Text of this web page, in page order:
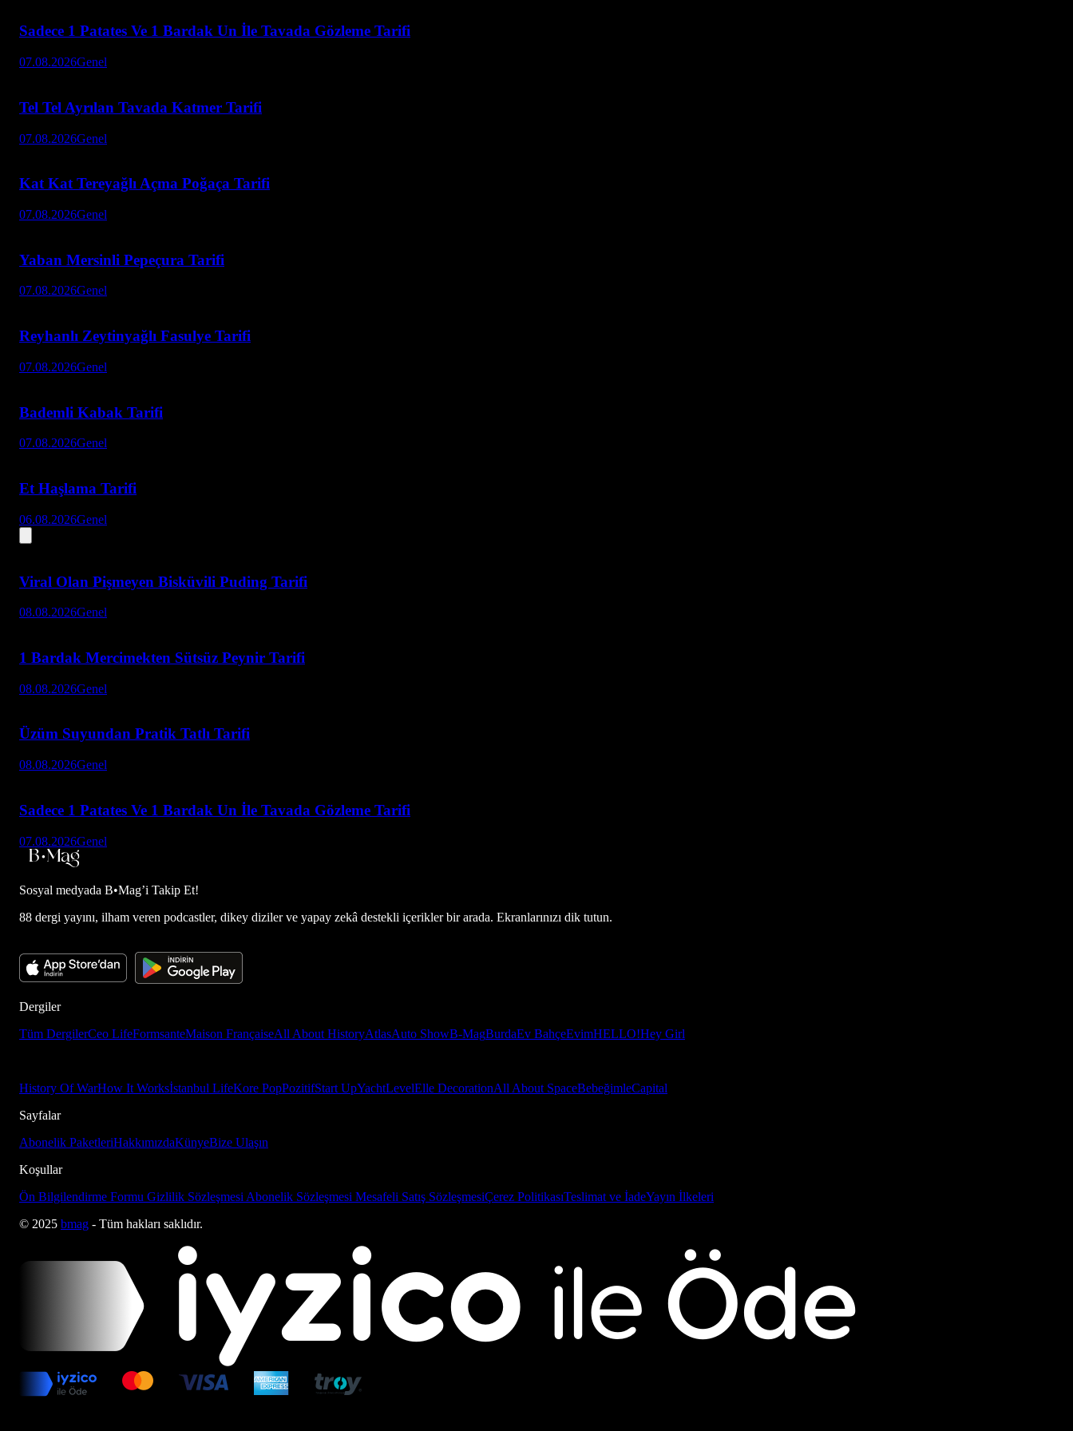
Sadece 1 Patates Ve 1 Bardak Un İle Tavada Gözleme Tarifi
07.08.2026Genel
Tel Tel Ayrılan Tavada Katmer Tarifi
07.08.2026Genel
Kat Kat Tereyağlı Açma Poğaça Tarifi
07.08.2026Genel
Yaban Mersinli Pepeçura Tarifi
07.08.2026Genel
Reyhanlı Zeytinyağlı Fasulye Tarifi
07.08.2026Genel
Bademli Kabak Tarifi
07.08.2026Genel
Et Haşlama Tarifi
06.08.2026Genel
Viral Olan Pişmeyen Bisküvili Puding Tarifi
08.08.2026Genel
1 Bardak Mercimekten Sütsüz Peynir Tarifi
08.08.2026Genel
Üzüm Suyundan Pratik Tatlı Tarifi
08.08.2026Genel
Sadece 1 Patates Ve 1 Bardak Un İle Tavada Gözleme Tarifi
07.08.2026Genel
Sosyal medyada B•Mag’i Takip Et!
88 dergi yayını, ilham veren podcastler, dikey diziler ve yapay zekâ destekli içerikler bir arada. Ekranlarınızı dik tutun.
Dergiler
Tüm DergilerCeo LifeFormsanteMaison FrançaiseAll About HistoryAtlasAuto ShowB-MagBurdaEv BahçeEvimHELLO!Hey Girl
History Of WarHow It Worksİstanbul LifeKore PopPozitifStart UpYachtLevelElle DecorationAll About SpaceBebeğimleCapital
Sayfalar
Abonelik PaketleriHakkımızdaKünyeBize Ulaşın
Koşullar
Ön Bilgilendirme Formu Gizlilik Sözleşmesi Abonelik Sözleşmesi Mesafeli Satış SözleşmesiÇerez PolitikasıTeslimat ve İadeYayın İlkeleri
© 2025 bmag - Tüm hakları saklıdır.